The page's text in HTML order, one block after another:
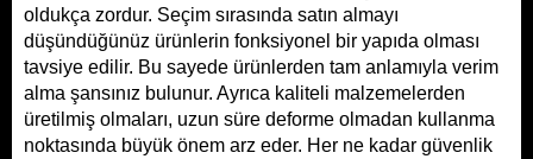
oldukça zordur. Seçim sırasında satın almayı
düşündüğünüz ürünlerin fonksiyonel bir yapıda olması
tavsiye edilir. Bu sayede ürünlerden tam anlamıyla verim
alma şansınız bulunur. Ayrıca kaliteli malzemelerden
üretilmiş olmaları, uzun süre deforme olmadan kullanma
noktasında büyük önem arz eder. Her ne kadar güvenlik